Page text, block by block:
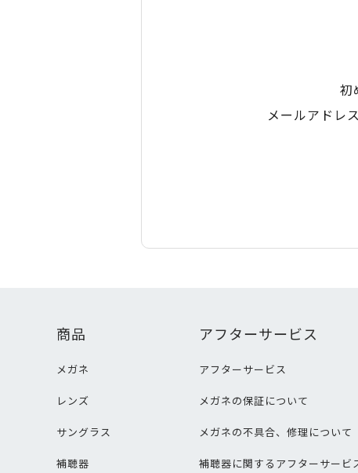
初
メールアドレ
商品
メガネ
レンズ
サングラス
補聴器
アフターサービス
アフターサービス
メガネの保証について
メガネの不具合、修理について
補聴器に関するアフターサービ